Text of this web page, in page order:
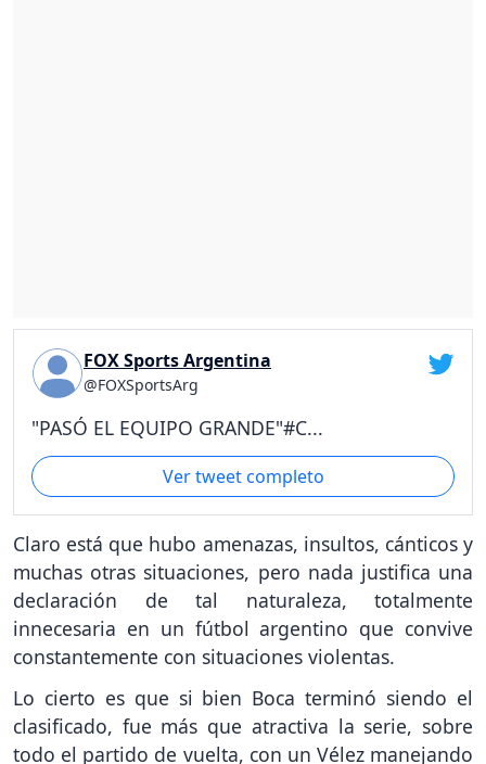
FOX Sports Argentina
@FOXSportsArg
"PASÓ EL EQUIPO GRANDE"#C...
Ver tweet completo
Claro está que hubo amenazas, insultos, cánticos y
muchas otras situaciones, pero nada justifica una
declaración de tal naturaleza, totalmente
innecesaria en un fútbol argentino que convive
constantemente con situaciones violentas.
Lo cierto es que si bien Boca terminó siendo el
clasificado, fue más que atractiva la serie, sobre
todo el partido de vuelta, con un Vélez manejando